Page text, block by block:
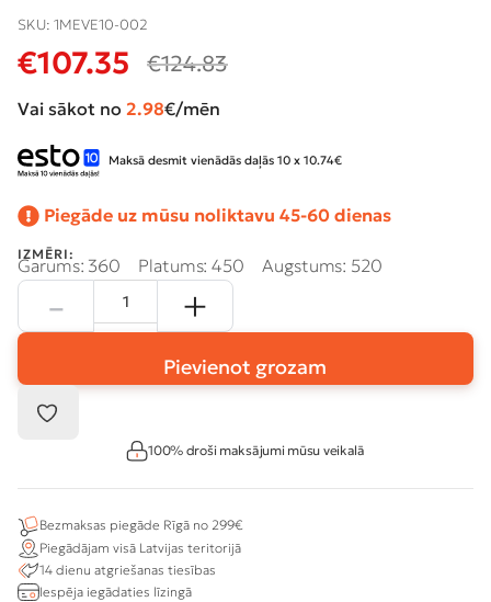
SKU: 1MEVE10-002
€107.35 €124.83
Vai sākot no 2.98€/mēn
Maksā desmit vienādās daļās 10 x 10.74€
Piegāde uz mūsu noliktavu 45-60 dienas
IZMĒRI:
Garums: 360 Platums: 450 Augstums: 520
Pievienot grozam
100% droši maksājumi mūsu veikalā
Bezmaksas piegāde Rīgā no 299€
Piegādājam visā Latvijas teritorijā
14 dienu atgriešanas tiesības
Iespēja iegādaties līzingā